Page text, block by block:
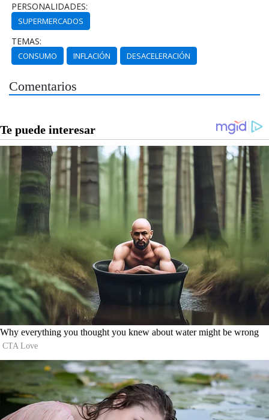
PERSONALIDADES:
SUPERMERCADOS
TEMAS:
CONSUMO INFLACIÓN DESACELERACIÓN
Comentarios